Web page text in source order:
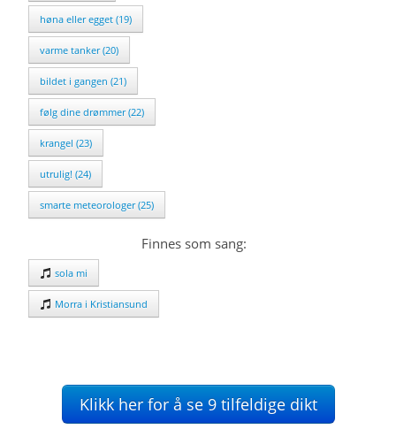
høna eller egget (19)
varme tanker (20)
bildet i gangen (21)
følg dine drømmer (22)
krangel (23)
utrulig! (24)
smarte meteorologer (25)
Finnes som sang:
sola mi
Morra i Kristiansund
Klikk her for å se 9 tilfeldige dikt